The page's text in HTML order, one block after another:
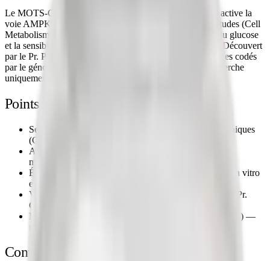
Le MOTS-C est un peptide d'origine mitochondriale qui active la
voie AMPK, le capteur central d'énergie cellulaire. Les études (Cell
Metabolism) documentent son rôle dans le métabolisme du glucose
et la sensibilité à l'insuline dans les modèles précliniques. Découvert
par le Pr. Pinchas Cohen (USC), c'est l'un des rares peptides codés
par le génome mitochondrial (MDPs). Pour usage en recherche
uniquement.
Points clés de la littérature
Sensibilité à l'insuline étudiée dans les modèles précliniques
(Cell Metabolism)
Activation de la voie AMPK étudiée en recherche
métabolique
Énergie cellulaire et fonction mitochondriale étudiées in vitro
et in vivo
Vieillissement métabolique étudié par le laboratoire du Pr.
Cohen (USC)
L'un des rares peptides d'origine mitochondriale (MDPs) —
Contexte scientifique